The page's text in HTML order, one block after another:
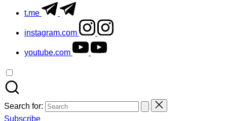
t.me
instagram.com
youtube.com
Search for:
Subscribe